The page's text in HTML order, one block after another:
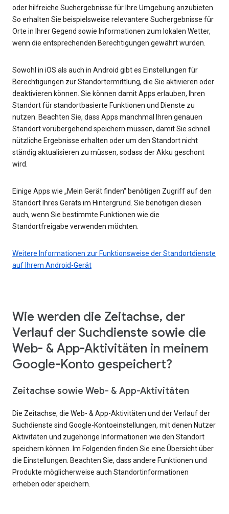
oder hilfreiche Suchergebnisse für Ihre Umgebung anzubieten.
So erhalten Sie beispielsweise relevantere Suchergebnisse für
Orte in Ihrer Gegend sowie Informationen zum lokalen Wetter,
wenn die entsprechenden Berechtigungen gewährt wurden.
Sowohl in iOS als auch in Android gibt es Einstellungen für
Berechtigungen zur Standortermittlung, die Sie aktivieren oder
deaktivieren können. Sie können damit Apps erlauben, Ihren
Standort für standortbasierte Funktionen und Dienste zu
nutzen. Beachten Sie, dass Apps manchmal Ihren genauen
Standort vorübergehend speichern müssen, damit Sie schnell
nützliche Ergebnisse erhalten oder um den Standort nicht
ständig aktualisieren zu müssen, sodass der Akku geschont
wird.
Einige Apps wie „Mein Gerät finden“ benötigen Zugriff auf den
Standort Ihres Geräts im Hintergrund. Sie benötigen diesen
auch, wenn Sie bestimmte Funktionen wie die
Standortfreigabe verwenden möchten.
Weitere Informationen zur Funktionsweise der Standortdienste
auf Ihrem Android-Gerät
Wie werden die Zeitachse, der
Verlauf der Suchdienste sowie die
Web- & App-Aktivitäten in meinem
Google-Konto gespeichert?
Zeitachse sowie Web- & App-Aktivitäten
Die Zeitachse, die Web- & App-Aktivitäten und der Verlauf der
Suchdienste sind Google-Kontoeinstellungen, mit denen Nutzer
Aktivitäten und zugehörige Informationen wie den Standort
speichern können. Im Folgenden finden Sie eine Übersicht über
die Einstellungen. Beachten Sie, dass andere Funktionen und
Produkte möglicherweise auch Standortinformationen
erheben oder speichern.